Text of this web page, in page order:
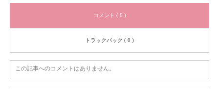
コメント ( 0 )
トラックバック ( 0 )
この記事へのコメントはありません。